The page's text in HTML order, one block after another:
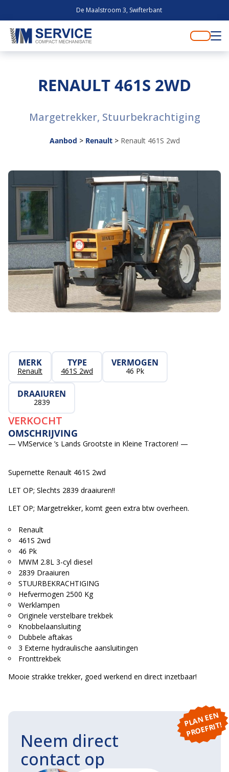
De Maalstroom 3, Swifterbant
RENAULT 461S 2WD
Margetrekker, Stuurbekrachtiging
Aanbod > Renault> Renault 461S 2wd
MERK
Renault
TYPE
461S 2wd
VERMOGEN
46 Pk
DRAAIUREN
2839
VERKOCHT
OMSCHRIJVING
— VMService ’s Lands Grootste in Kleine Tractoren! —
Supernette Renault 461S 2wd
LET OP; Slechts 2839 draaiuren!!
LET OP; Margetrekker, komt geen extra btw overheen.
Renault
461S 2wd
46 Pk
MWM 2.8L 3-cyl diesel
2839 Draaiuren
STUURBEKRACHTIGING
Hefvermogen 2500 Kg
Werklampen
Originele verstelbare trekbek
Knobbelaansluiting
Dubbele aftakas
3 Externe hydraulische aansluitingen
Fronttrekbek
Mooie strakke trekker, goed werkend en direct inzetbaar!
P
L
A
N
E
E
N
P
R
O
E
F
RI
T!
Neem direct
contact op